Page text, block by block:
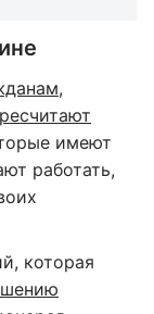
имеют
работать,
которая